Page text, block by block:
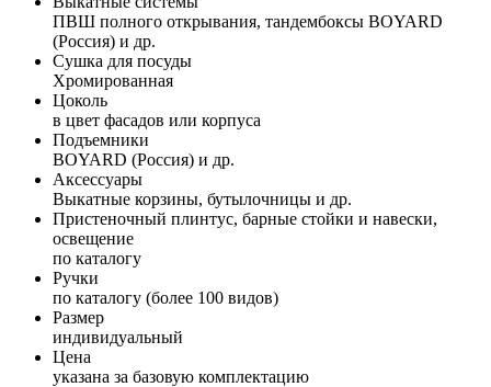
ПВШ полного открывания, тандембоксы BOYARD
(Россия) и др.
Сушка для посуды
Хромированная
Цоколь
в цвет фасадов или корпуса
Подъемники
BOYARD (Россия) и др.
Аксессуары
Выкатные корзины, бутылочницы и др.
Пристеночный плинтус, барные стойки и навески,
освещение
по каталогу
Ручки
по каталогу (более 100 видов)
Размер
индивидуальный
Цена
указана за базовую комплектацию